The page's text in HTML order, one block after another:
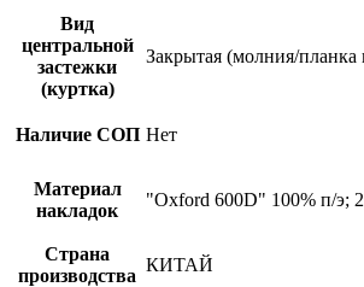
Вид
центральной
застежки
(куртка)
Закрытая (молния/планка
Наличие СОП Нет
Материал
накладок
"Oxford 600D" 100% п/э;
Страна
производства
КИТАЙ